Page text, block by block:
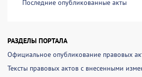
Последние опубликованные акты
РАЗДЕЛЫ ПОРТАЛА
Официальное опубликование правовых
Тексты правовых актов с внесенными